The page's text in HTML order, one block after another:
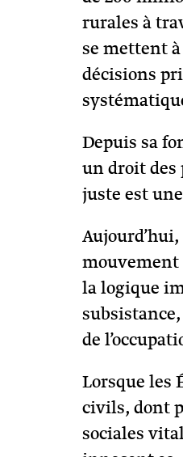
rurales à
se mettent
décisions
Depuis sa
un droit des
juste est
mouvement
la logique
de
Lorsque les
civils, dont
sociales